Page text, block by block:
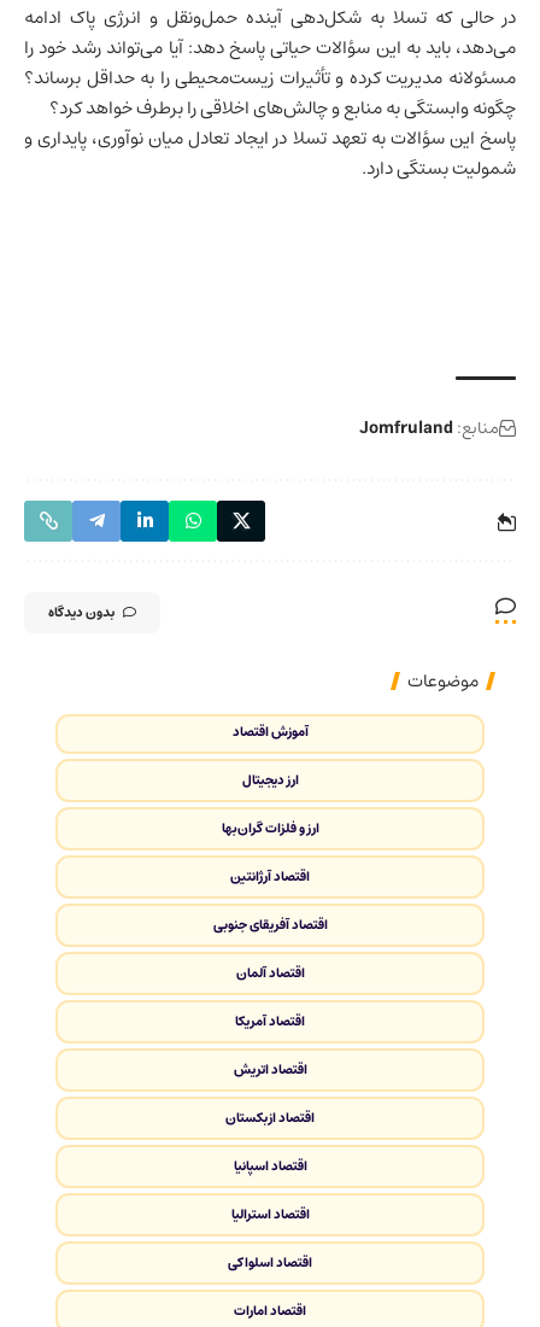
در حالی که تسلا به شکل‌دهی آینده حمل‌ونقل و انرژی پاک ادامه
می‌دهد، باید به این سؤالات حیاتی پاسخ دهد: آیا می‌تواند رشد خود را
مسئولانه مدیریت کرده و تأثیرات زیست‌محیطی را به حداقل برساند؟
چگونه وابستگی به منابع و چالش‌های اخلاقی را برطرف خواهد کرد؟
پاسخ این سؤالات به تعهد تسلا در ایجاد تعادل میان نوآوری، پایداری و
شمولیت بستگی دارد.
منابع: Jomfruland
بدون دیدگاه
موضوعات
آموزش اقتصاد
ارز دیجیتال
ارز و فلزات گران‌بها
اقتصاد آرژانتین
اقتصاد آفریقای جنوبی
اقتصاد آلمان
اقتصاد آمریکا
اقتصاد اتریش
اقتصاد ازبکستان
اقتصاد اسپانیا
اقتصاد استرالیا
اقتصاد اسلواکی
اقتصاد امارات